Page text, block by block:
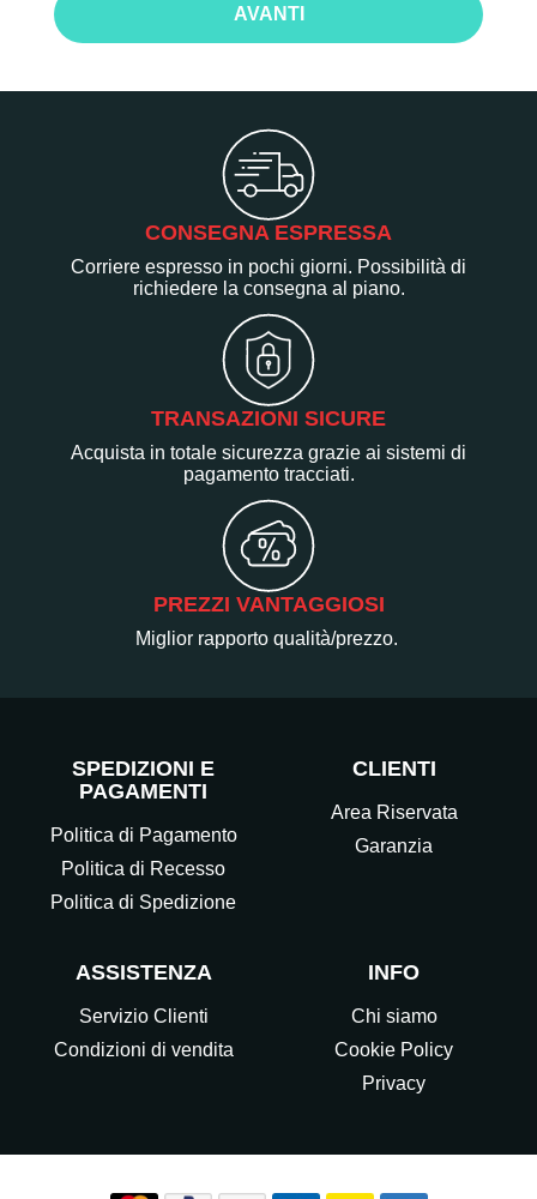
AVANTI
CONSEGNA ESPRESSA
Corriere espresso in pochi giorni. Possibilità di
richiedere la consegna al piano.
TRANSAZIONI SICURE
Acquista in totale sicurezza grazie ai sistemi di
pagamento tracciati.
PREZZI VANTAGGIOSI
Miglior rapporto qualità/prezzo.
SPEDIZIONI E
PAGAMENTI
Politica di Pagamento
Politica di Recesso
Politica di Spedizione
CLIENTI
Area Riservata
Garanzia
ASSISTENZA
Servizio Clienti
Condizioni di vendita
INFO
Chi siamo
Cookie Policy
Privacy